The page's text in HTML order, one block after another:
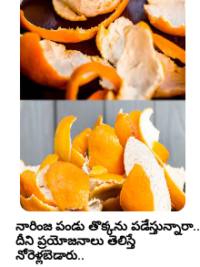
నారింజ పండు తొక్కను పడేస్తున్నారా..
దీని ప్రయోజనాలు తెలిస్తే
నోరెళ్లబెడారు..